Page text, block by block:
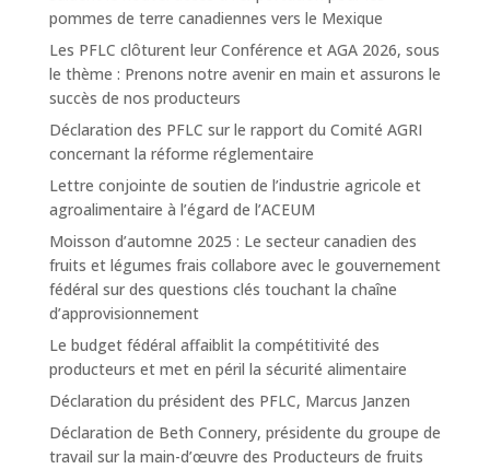
pommes de terre canadiennes vers le Mexique
Les PFLC clôturent leur Conférence et AGA 2026, sous
le thème : Prenons notre avenir en main et assurons le
succès de nos producteurs
Déclaration des PFLC sur le rapport du Comité AGRI
concernant la réforme réglementaire
Lettre conjointe de soutien de l’industrie agricole et
agroalimentaire à l’égard de l’ACEUM
Moisson d’automne 2025 : Le secteur canadien des
fruits et légumes frais collabore avec le gouvernement
fédéral sur des questions clés touchant la chaîne
d’approvisionnement
Le budget fédéral affaiblit la compétitivité des
producteurs et met en péril la sécurité alimentaire
Déclaration du président des PFLC, Marcus Janzen
Déclaration de Beth Connery, présidente du groupe de
travail sur la main-d’œuvre des Producteurs de fruits